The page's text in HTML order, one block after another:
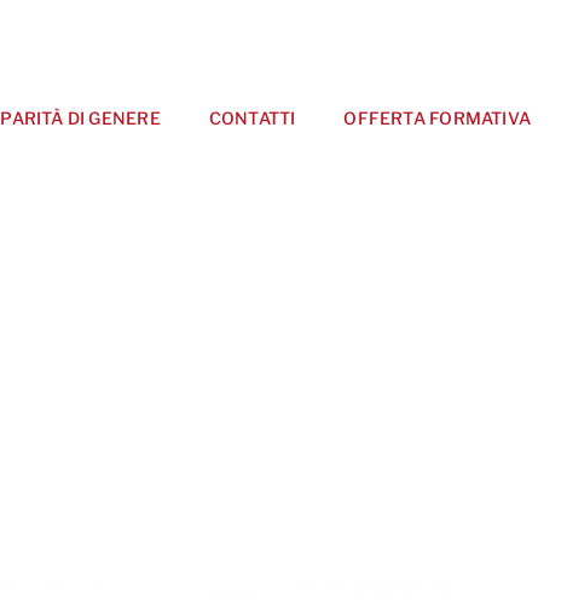
PARITÀ DI GENERE CONTATTI OFFERTA FORMATIVA